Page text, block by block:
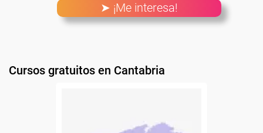
➤ ¡Me interesa!
Cursos gratuitos en Cantabria